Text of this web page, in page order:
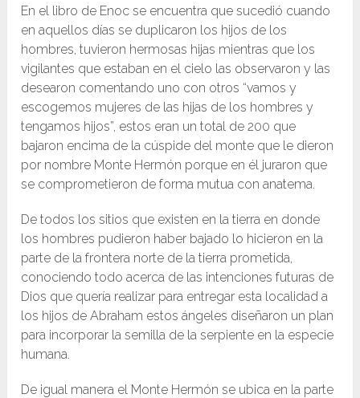
En el libro de Enoc se encuentra que sucedió cuando
en aquellos días se duplicaron los hijos de los
hombres, tuvieron hermosas hijas mientras que los
vigilantes que estaban en el cielo las observaron y las
desearon comentando uno con otros “vamos y
escogemos mujeres de las hijas de los hombres y
tengamos hijos”, estos eran un total de 200 que
bajaron encima de la cúspide del monte que le dieron
por nombre Monte Hermón porque en él juraron que
se comprometieron de forma mutua con anatema.
De todos los sitios que existen en la tierra en donde
los hombres pudieron haber bajado lo hicieron en la
parte de la frontera norte de la tierra prometida,
conociendo todo acerca de las intenciones futuras de
Dios que quería realizar para entregar esta localidad a
los hijos de Abraham estos ángeles diseñaron un plan
para incorporar la semilla de la serpiente en la especie
humana.
De igual manera el Monte Hermón se ubica en la parte